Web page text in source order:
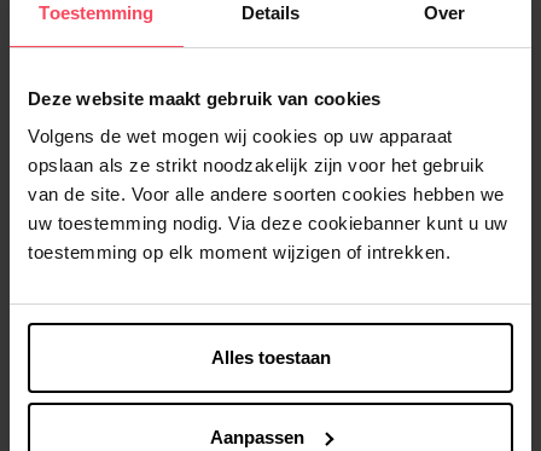
Toestemming Details Over
Deze website maakt gebruik van cookies
Volgens de wet mogen wij cookies op uw apparaat
opslaan als ze strikt noodzakelijk zijn voor het gebruik
van de site. Voor alle andere soorten cookies hebben we
uw toestemming nodig. Via deze cookiebanner kunt u uw
toestemming op elk moment wijzigen of intrekken.
Alles toestaan
Aanpassen
Gratis retour in je winkelpunt
Beschrijving